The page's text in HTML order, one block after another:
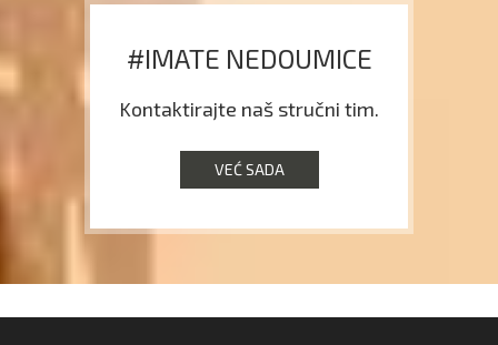
#IMATE NEDOUMICE
Kontaktirajte naš stručni tim.
VEĆ SADA